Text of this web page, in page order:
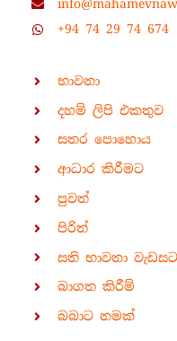
+94 74 29 74 674
භාවනා
දහම් ලිපි එකතුව
සතර පොහොය
ආධාර කිරීමට
පුවත්
පිරිත්
සති භාවනා
බාගත කිරීම්
බබාට නමක්